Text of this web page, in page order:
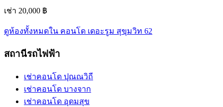
เช่า 20,000 ฿
ดูห้องทั้งหมดใน คอนโด เดอะรูม สุขุมวิท 62
สถานีรถไฟฟ้า
เช่าคอนโด ปุณณวิถี
เช่าคอนโด บางจาก
เช่าคอนโด อุดมสุข